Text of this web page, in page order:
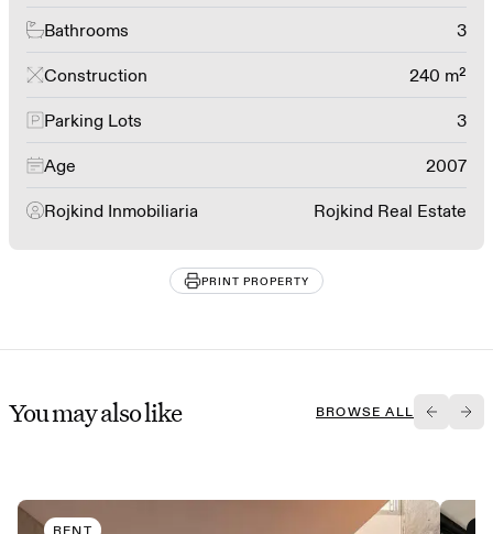
Bathrooms 3
Construction 240 m²
Parking Lots 3
Age 2007
Rojkind Inmobiliaria Rojkind Real Estate
PRINT PROPERTY
You may also like BROWSE ALL
RENT